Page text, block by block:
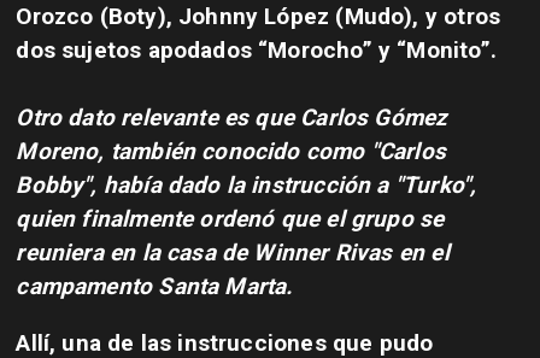
Orozco (Boty), Johnny López (Mudo), y otros
dos sujetos apodados “Morocho” y “Monito”.
Otro dato relevante es que Carlos Gómez
Moreno, también conocido como "Carlos
Bobby", había dado la instrucción a "Turko",
quien finalmente ordenó que el grupo se
reuniera en la casa de Winner Rivas en el
campamento Santa Marta.
Allí, una de las instrucciones que pudo